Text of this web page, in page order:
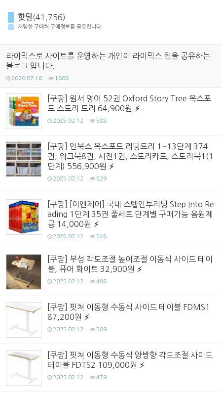
핫딜 (41,756)
저렴한 구매처 구매정보를 공유합니다.
라이믹스로 사이트를 운영하는 개인이 라이믹스 팁을 공유하는
블로그 입니다.
2020.07.16 1808
[쿠팡] 원서 영어 52권 Oxford Story Tree 옥스포
드 스토리 트리 64,900원
2025.02.12 588
[쿠팡] 인북스 옥스포드 리딩트리 1~13단계 374
권, 워크북8권, 사전1권, 스토리카드, 스토리북1(1
단계) 556,900원
2025.02.12 529
[쿠팡] [이엔제이] 국내 스텝인투리딩 Step Into Re
ading 1단계 35권 풀세트 단계별 구매가능 음원제
공 14,000원
2025.02.12 548
[쿠팡] 부성 각도조절 높이조절 이동식 사이드 테이
블, 퓨어 화이트 32,900원
2025.02.12 488
[쿠팡] 핏쳐 이동형 수동식 사이드 테이블 FDMS1
87,200원
2025.02.12 509
[쿠팡] 핏쳐 이동형 수동식 양방향 각도조절 사이드
테이블 FDTS2 109,000원
2025.02.12 479